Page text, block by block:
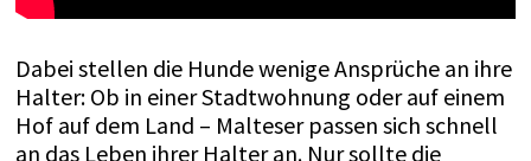
Dabei stellen die Hunde wenige Ansprüche an ihre
Halter: Ob in einer Stadtwohnung oder auf einem
Hof auf dem Land – Malteser passen sich schnell
an das Leben ihrer Halter an. Nur sollte die